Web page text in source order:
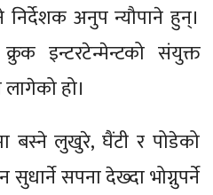
अनुप न्यौपाने हुन्।
इन्टरटेन्मेन्टको संयुक्त
हो।
बस्ने लुखुरे, घैंटी र पोडेको
सपना देख्दा भोग्नुपर्ने